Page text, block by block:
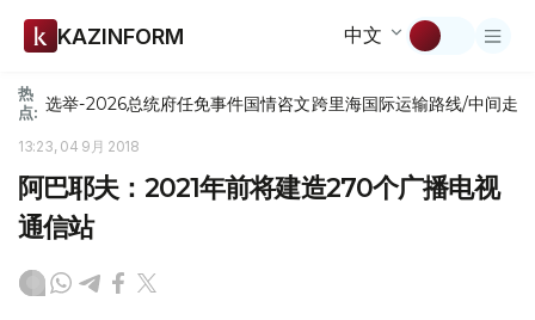
KAZINFORM 中文
热
点: 选举-2026总统府任免事件国情咨文跨里海国际运输路线/中间走廊
13:23, 04 9月 2018
阿巴耶夫：2021年前将建造270个广播电视
通信站